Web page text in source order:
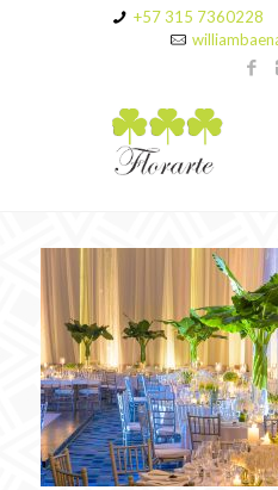
+57 315 7360228